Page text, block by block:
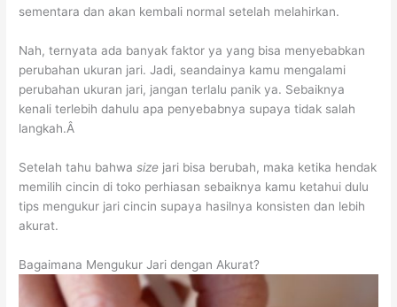
sementara dan akan kembali normal setelah melahirkan.
Nah, ternyata ada banyak faktor ya yang bisa menyebabkan
perubahan ukuran jari. Jadi, seandainya kamu mengalami
perubahan ukuran jari, jangan terlalu panik ya. Sebaiknya
kenali terlebih dahulu apa penyebabnya supaya tidak salah
langkah.Â
Setelah tahu bahwa size jari bisa berubah, maka ketika hendak
memilih cincin di toko perhiasan sebaiknya kamu ketahui dulu
tips mengukur jari cincin supaya hasilnya konsisten dan lebih
akurat.
Bagaimana Mengukur Jari dengan Akurat?